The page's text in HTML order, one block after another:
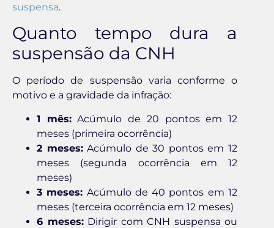
suspensa.
Quanto tempo dura a
suspensão da CNH
O período de suspensão varia conforme o
motivo e a gravidade da infração:
1 mês:Acúmulo de 20 pontos em 12
meses (primeira ocorrência)
2 meses:Acúmulo de 30 pontos em 12
meses (segunda ocorrência em 12
meses)
3 meses: Acúmulo de 40 pontos em 12
meses (terceira ocorrência em 12 meses)
6 meses:Dirigir com CNH suspensa ou